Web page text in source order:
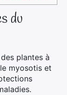
du
plantes à
myosotis et